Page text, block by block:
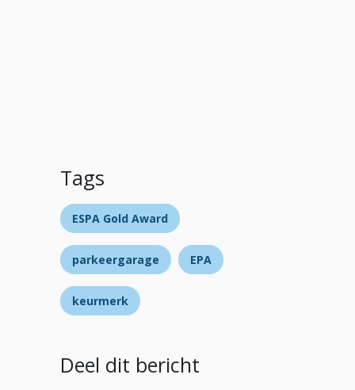
Tags
ESPA Gold Award
parkeergarage EPA
keurmerk
Deel dit bericht